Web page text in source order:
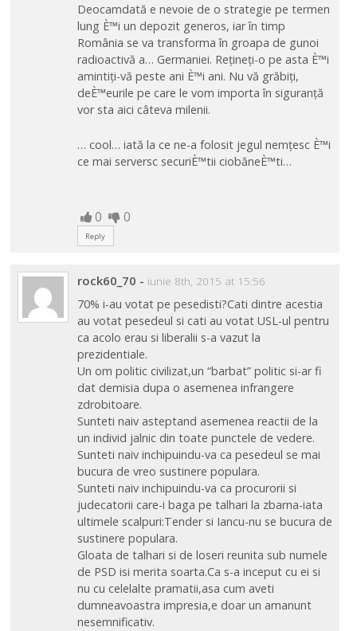
Deocamdată e nevoie de o strategie pe termen
lung È™i un depozit generos, iar în timp
România se va transforma în groapa de gunoi
radioactivă a… Germaniei. Rețineți-o pe asta È™i
amintiți-vă peste ani È™i ani. Nu vă grăbiți,
deÈ™eurile pe care le vom importa în siguranță
vor sta aici câteva milenii.
… cool… iată la ce ne-a folosit jegul nemțesc È™i
ce mai serversc securiÈ™tii ciobăneÈ™ti…
0 0
Reply
rock60_70 - iunie 8th, 2015 at 15:56
70% i-au votat pe pesedisti?Cati dintre acestia
au votat pesedeul si cati au votat USL-ul pentru
ca acolo erau si liberalii s-a vazut la
prezidentiale.
Un om politic civilizat,un “barbat” politic si-ar fi
dat demisia dupa o asemenea infrangere
zdrobitoare.
Sunteti naiv asteptand asemenea reactii de la
un individ jalnic din toate punctele de vedere.
Sunteti naiv inchipuindu-va ca pesedeul se mai
bucura de vreo sustinere populara.
Sunteti naiv inchipuindu-va ca procurorii si
judecatorii care-i baga pe talhari la zbarna-iata
ultimele scalpuri:Tender si Iancu-nu se bucura de
sustinere populara.
Gloata de talhari si de loseri reunita sub numele
de PSD isi merita soarta.Ca s-a inceput cu ei si
nu cu celelalte pramatii,asa cum aveti
dumneavoastra impresia,e doar un amanunt
nesemnificativ.